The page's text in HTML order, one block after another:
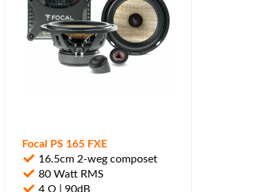
Focal PS 165 FXE
16.5cm 2-weg composet
80 Watt RMS
4 Ω | 90dB